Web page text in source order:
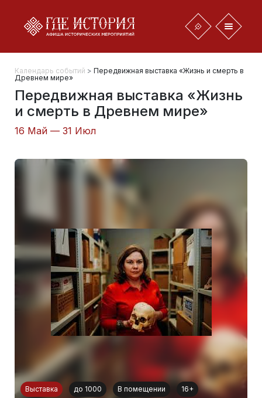
Календарь событий > Передвижная выставка «Жизнь и смерть в
Древнем мире»
Передвижная выставка «Жизнь
и смерть в Древнем мире»
16 Май — 31 Июл
Выставка до 1000 В помещении 16+